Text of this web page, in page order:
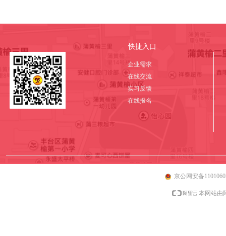
快捷入口
企业需求
在线交流
实习反馈
在线报名
京公网安备
本网站由